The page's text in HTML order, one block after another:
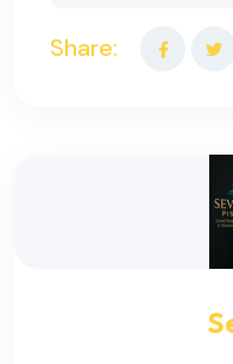
Share: